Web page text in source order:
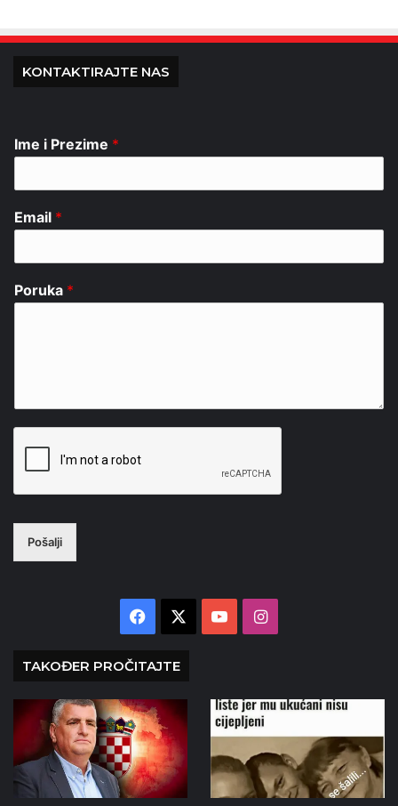
KONTAKTIRAJTE NAS
Ime i Prezime *
Email *
Poruka *
Pošalji
Facebook YouTubeInstagram
TAKOĐER PROČITAJTE